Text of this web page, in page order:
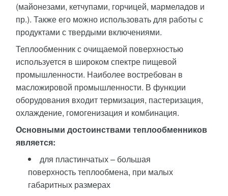
(майонезами, кетчупами, горчицей, мармеладов и
пр.). Также его можно использовать для работы с
продуктами с твердыми включениями.
Теплообменник с очищаемой поверхностью
используется в широком спектре пищевой
промышленности. Наиболее востребован в
масложировой промышленности. В функции
оборудования входит термизация, пастеризация,
охлаждение, гомогенизация и комбинация.
Основными достоинствами теплообменников
является:
для пластинчатых – большая
поверхность теплообмена, при малых
габаритных размерах